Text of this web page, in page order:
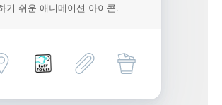
기 쉬운 애니메이션 아이콘.